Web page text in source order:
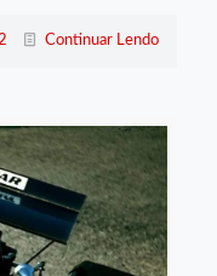
Continuar Lendo